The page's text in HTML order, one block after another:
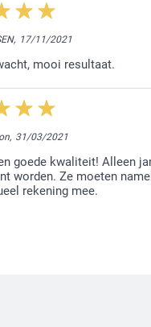
Marina,
17/11/2021
mooi resultaat.
31/03/2021
goede kwaliteit! Alleen
worden. Ze moeten
rekening mee.